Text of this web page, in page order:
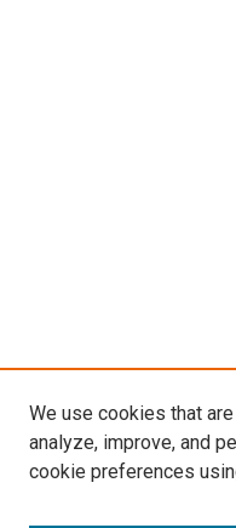
We use cookies that
analyze, improve, and
cookie preferences